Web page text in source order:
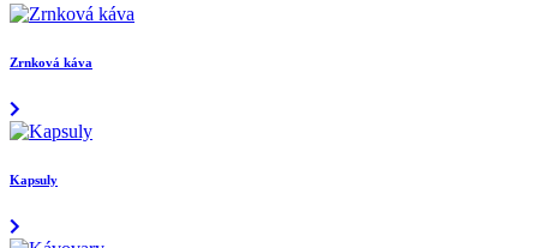
Zrnková káva
Kapsuly